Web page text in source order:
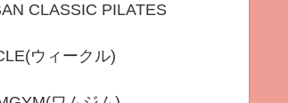
CLASSIC PILATES
ウィークル)